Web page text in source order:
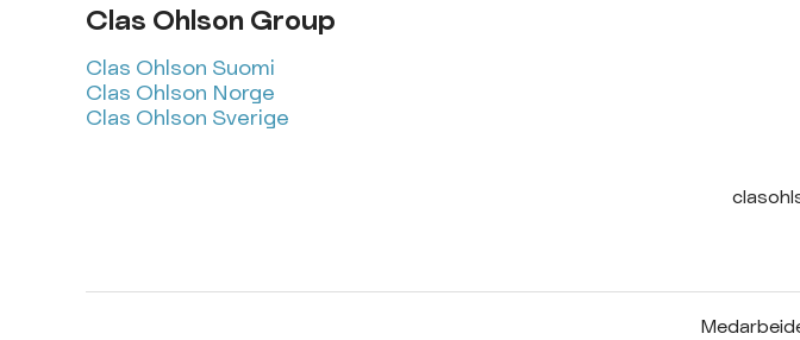
Clas Ohlson Group
Clas Ohlson Suomi
Clas Ohlson Norge
Clas Ohlson Sverige